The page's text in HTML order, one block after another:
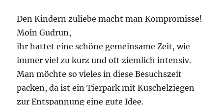
Den Kindern zuliebe macht man Kompromisse!
Moin Gudrun,
ihr hattet eine schöne gemeinsame Zeit, wie
immer viel zu kurz und oft ziemlich intensiv.
Man möchte so vieles in diese Besuchszeit
packen, da ist ein Tierpark mit Kuschelziegen
zur Entspannung eine gute Idee.